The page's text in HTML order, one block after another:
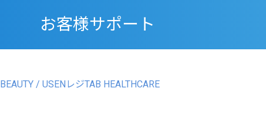
お客様サポート
/ USENレジTAB HEALTHCARE